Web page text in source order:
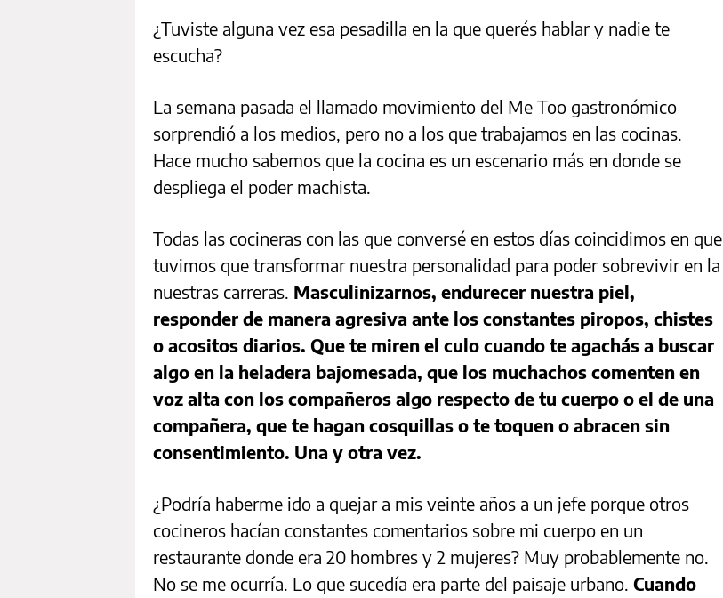
¿Tuviste alguna vez esa pesadilla en la que querés hablar y nadie te
escucha?
La semana pasada el llamado movimiento del Me Too gastronómico
sorprendió a los medios, pero no a los que trabajamos en las cocinas.
Hace mucho sabemos que la cocina es un escenario más en donde se
despliega el poder machista.
Todas las cocineras con las que conversé en estos días coincidimos en que
tuvimos que transformar nuestra personalidad para poder sobrevivir en la
nuestras carreras. Masculinizarnos, endurecer nuestra piel,
responder de manera agresiva ante los constantes piropos, chistes
o acositos diarios. Que te miren el culo cuando te agachás a buscar
algo en la heladera bajomesada, que los muchachos comenten en
voz alta con los compañeros algo respecto de tu cuerpo o el de una
compañera, que te hagan cosquillas o te toquen o abracen sin
consentimiento. Una y otra vez.
¿Podría haberme ido a quejar a mis veinte años a un jefe porque otros
cocineros hacían constantes comentarios sobre mi cuerpo en un
restaurante donde era 20 hombres y 2 mujeres? Muy probablemente no.
No se me ocurría. Lo que sucedía era parte del paisaje urbano. Cuando